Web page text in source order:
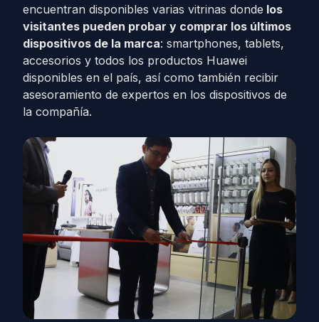
encuentran disponibles varias vitrinas donde los
visitantes pueden probar y comprar los últimos
dispositivos de la marca: smartphones, tablets,
accesorios y todos los productos Huawei
disponibles en el país, así como también recibir
asesoramiento de expertos en los dispositivos de
la compañía.